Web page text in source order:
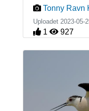
Tonny Ravn
Uploadet 2023-05-
1 927